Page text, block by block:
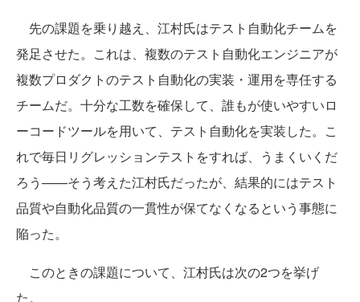
先の課題を乗り越え、江村氏はテスト自動化チームを
発足させた。これは、複数のテスト自動化エンジニアが
複数プロダクトのテスト自動化の実装・運用を専任する
チームだ。十分な工数を確保して、誰もが使いやすいロ
ーコードツールを用いて、テスト自動化を実装した。こ
れで毎日リグレッションテストをすれば、うまくいくだ
ろう——そう考えた江村氏だったが、結果的にはテスト
品質や自動化品質の一貫性が保てなくなるという事態に
陥った。
このときの課題について、江村氏は次の2つを挙げ
た。